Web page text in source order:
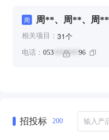
周 周**、周**、周**
相关项目： 31个
电话： 053 ******* 96
招投标 200